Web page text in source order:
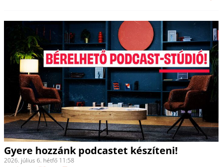
Gyere hozzánk podcastet készíteni!
2026. július 6. hétfő 11:58